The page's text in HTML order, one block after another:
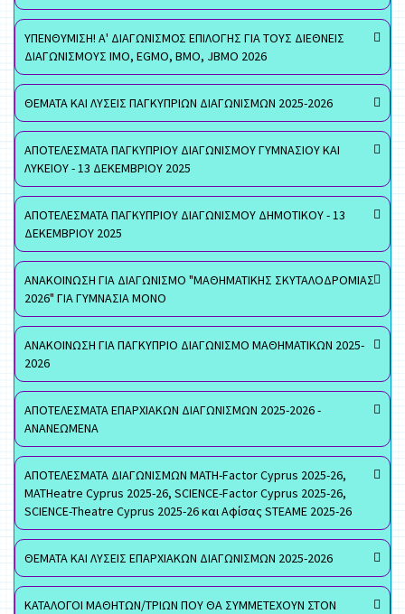
ΥΠΕΝΘΥΜΙΣΗ! Α' ΔΙΑΓΩΝΙΣΜΟΣ ΕΠΙΛΟΓΗΣ ΓΙΑ ΤΟΥΣ ΔΙΕΘΝΕΙΣ
ΔΙΑΓΩΝΙΣΜΟΥΣ ΙΜΟ, EGMO, ΒΜΟ, JBMO 2026
ΘΕΜΑΤΑ ΚΑΙ ΛΥΣΕΙΣ ΠΑΓΚΥΠΡΙΩΝ ΔΙΑΓΩΝΙΣΜΩΝ 2025-2026
ΑΠΟΤΕΛΕΣΜΑΤΑ ΠΑΓΚΥΠΡΙΟΥ ΔΙΑΓΩΝΙΣΜΟΥ ΓΥΜΝΑΣΙΟΥ ΚΑΙ
ΛΥΚΕΙΟΥ - 13 ΔΕΚΕΜΒΡΙΟΥ 2025
ΑΠΟΤΕΛΕΣΜΑΤΑ ΠΑΓΚΥΠΡΙΟΥ ΔΙΑΓΩΝΙΣΜΟΥ ΔΗΜΟΤΙΚΟΥ - 13
ΔΕΚΕΜΒΡΙΟΥ 2025
ΑΝΑΚΟΙΝΩΣΗ ΓΙΑ ΔΙΑΓΩΝΙΣΜΟ "ΜΑΘΗΜΑΤΙΚΗΣ ΣΚΥΤΑΛΟΔΡΟΜΙΑΣ
2026" ΓΙΑ ΓΥΜΝΑΣΙΑ ΜΟΝΟ
ΑΝΑΚΟΙΝΩΣΗ ΓΙΑ ΠΑΓΚΥΠΡΙΟ ΔΙΑΓΩΝΙΣΜΟ ΜΑΘΗΜΑΤΙΚΩΝ 2025-
2026
ΑΠΟΤΕΛΕΣΜΑΤΑ ΕΠΑΡΧΙΑΚΩΝ ΔΙΑΓΩΝΙΣΜΩΝ 2025-2026 -
ΑΝΑΝΕΩΜΕΝΑ
ΑΠΟΤΕΛΕΣΜΑΤΑ ΔΙΑΓΩΝΙΣΜΩΝ MATH-Factor Cyprus 2025-26,
MATHeatre Cyprus 2025-26, SCIENCE-Factor Cyprus 2025-26,
SCIENCE-Theatre Cyprus 2025-26 και Αφίσας STEAME 2025-26
ΘΕΜΑΤΑ ΚΑΙ ΛΥΣΕΙΣ ΕΠΑΡΧΙΑΚΩΝ ΔΙΑΓΩΝΙΣΜΩΝ 2025-2026
ΚΑΤΑΛΟΓΟΙ ΜΑΘΗΤΩΝ/ΤΡΙΩΝ ΠΟΥ ΘΑ ΣΥΜΜΕΤΕΧΟΥΝ ΣΤΟΝ